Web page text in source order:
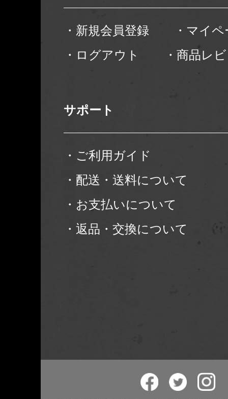
・新規会員登録
・マイ
・ログアウト
・商品レ
サポート
・ご利用ガイド
・配送・送料について
・お支払いについて
・返品・交換について